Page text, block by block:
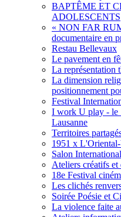
BAPTÊME ET
ADOLESCENTS
« NON FAR
documentaire en
Restau Bellevaux
Le pavement en
La représentation
La dimension
positionnement
Festival
I work U play - le
Lausanne
Territoires
1951 x
Salon
Ateliers créatifs
18e Festival
Les clichés
Soirée Poésie et
La violence faite